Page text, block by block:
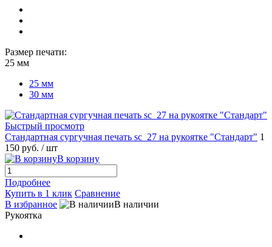
Размер печати:
25 мм
25 мм
30 мм
Быстрый просмотр
Стандартная сургучная печать sc_27 на рукоятке "Стандарт" 1
150 руб. / шт
В корзину
Подробнее
Купить в 1 клик Сравнение
В избранное
В наличии
Рукоятка